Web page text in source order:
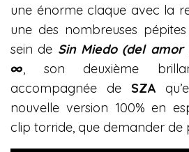
une énorme claque avec la
une des nombreuses
sein de Sin Miedo (del
∞, son deuxième
accompagnée de SZA
nouvelle version 100% en
clip torride, que demander de